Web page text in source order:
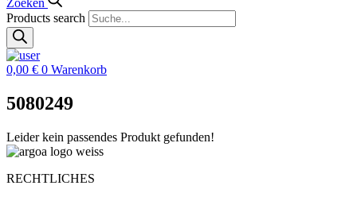
Zoeken
Products search
0,00 € 0 Warenkorb
5080249
Leider kein passendes Produkt gefunden!
RECHTLICHES